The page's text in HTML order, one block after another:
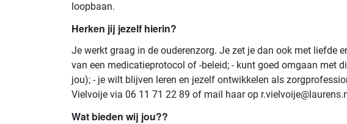
loopbaan.
Herken jij jezelf hierin?
Je werkt graag in de ouderenzorg. Je zet je dan ook met liefde
van een medicatieprotocol of -beleid; - kunt goed omgaan met
jou); - je wilt blijven leren en jezelf ontwikkelen als
Vielvoije via 06 11 71 22 89 of mail haar op
Wat bieden wij jou??